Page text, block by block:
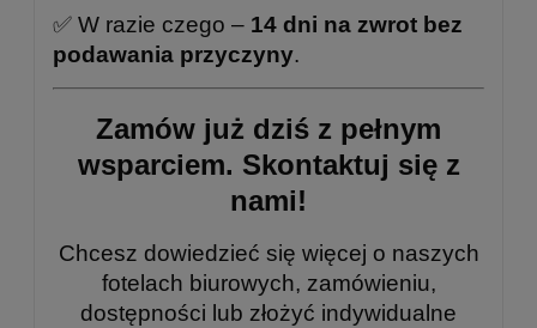
✅ W razie czego – 14 dni na zwrot bez
podawania przyczyny.
Zamów już dziś z pełnym
wsparciem. Skontaktuj się z
nami!
Chcesz dowiedzieć się więcej o naszych
fotelach biurowych, zamówieniu,
dostępności lub złożyć indywidualne